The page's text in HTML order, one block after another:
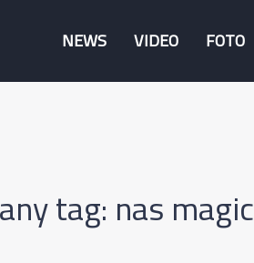
NEWS VIDEO FOTO
tag: nas magic